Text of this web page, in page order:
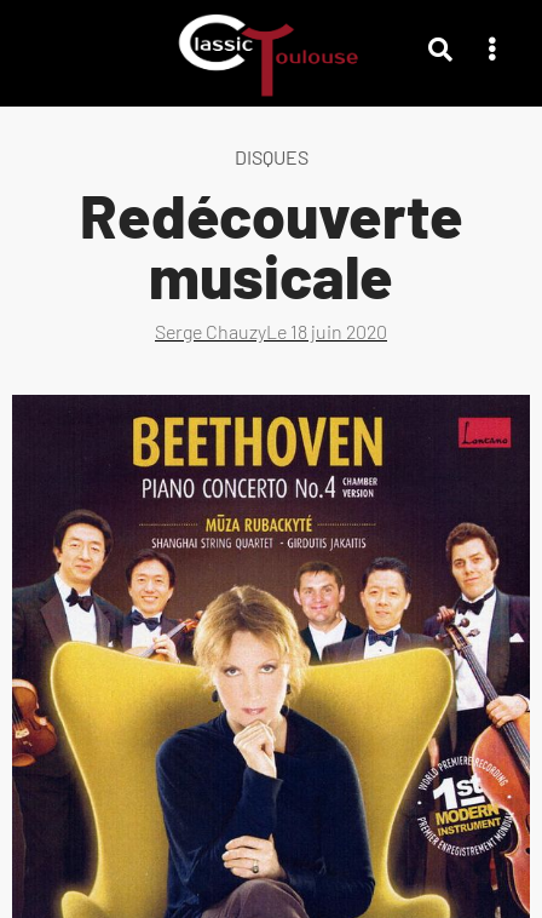
DISQUES
Redécouverte
musicale
Serge ChauzyLe 18 juin 2020